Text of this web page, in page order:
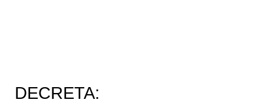
DECRETA: